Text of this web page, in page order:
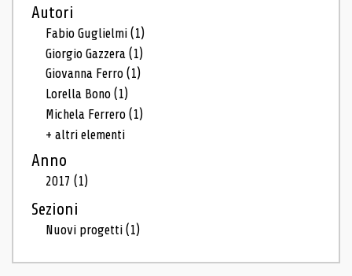
Autori
Fabio Guglielmi(1)
Giorgio Gazzera(1)
Giovanna Ferro(1)
Lorella Bono(1)
Michela Ferrero(1)
+ altri elementi
Anno
2017(1)
Sezioni
Nuovi progetti(1)